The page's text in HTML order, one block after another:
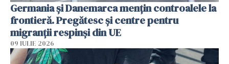
Germania și Danemarca mențin controalele la
frontieră. Pregătesc și centre pentru
migranții respinși din UE
09 IULIE 2026